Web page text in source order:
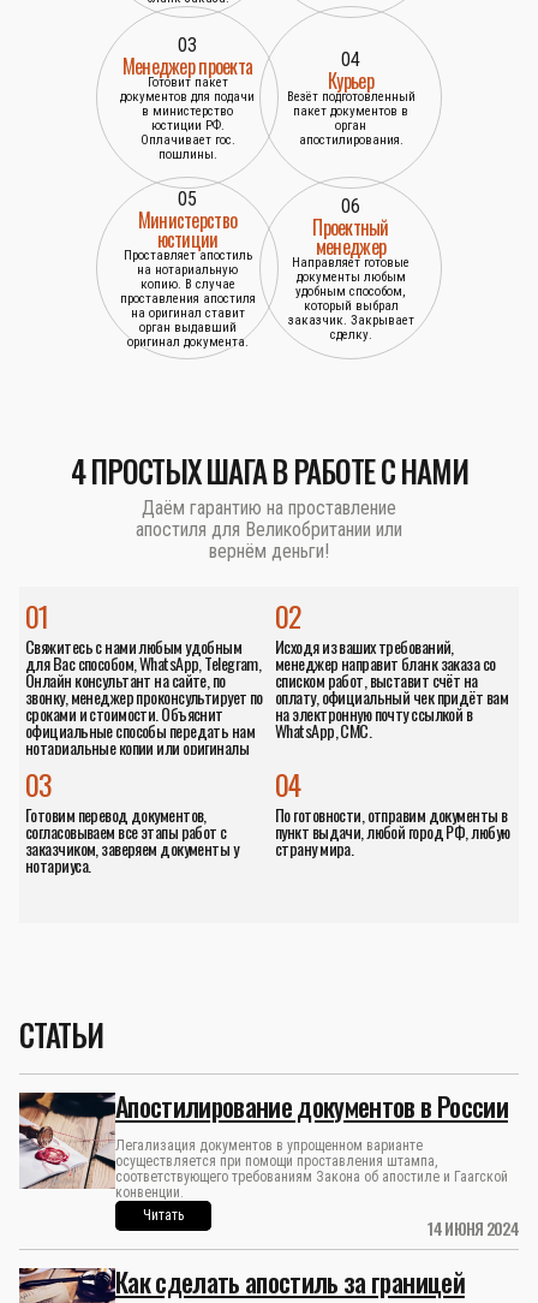
03
Менеджер проекта
Готовит пакет
документов для подачи
в министерство
юстиции РФ.
Оплачивает гос.
пошлины.
04
Курьер
Везёт подготовленный
пакет документов в
орган
апостилирования.
05
Министерство
юстиции
Проставляет апостиль
на нотариальную
копию. В случае
проставления апостиля
на оригинал ставит
орган выдавший
оригинал документа.
06
Проектный
менеджер
Направляет готовые
документы любым
удобным способом,
который выбрал
заказчик. Закрывает
сделку.
4 ПРОСТЫХ ШАГА В РАБОТЕ С НАМИ
Даём гарантию на проставление
апостиля для Великобритании или
вернём деньги!
01
Свяжитесь с нами любым удобным
для Вас способом, WhatsApp, Telegram,
Онлайн консультант на сайте, по
звонку, менеджер проконсультирует по
сроками и стоимости. Объяснит
официальные способы передать нам
нотариальные копии или оригиналы
02
Исходя из ваших требований,
менеджер направит бланк заказа со
списком работ, выставит счёт на
оплату, официальный чек придёт вам
на электронную почту ссылкой в
WhatsApp, СМС.
04
По готовности, отправим документы в
пункт выдачи, любой город РФ, любую
страну мира.
03
Готовим перевод документов,
согласовываем все этапы работ с
заказчиком, заверяем документы у
нотариуса.
СТАТЬИ
14 ИЮНЯ 2024
Апостилирование документов в России
Легализация документов в упрощенном варианте
осуществляется при помощи проставления штампа,
соответствующего требованиям Закона об апостиле и Гаагской
конвенции.
Читать
Как сделать апостиль за границей